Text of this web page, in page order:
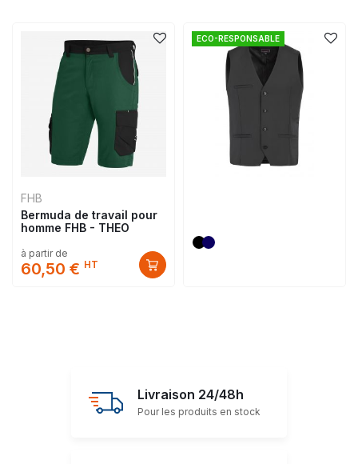
FHB
Bermuda de travail pour
homme FHB - THEO
à partir de
60,50 € HT
ECO-RESPONSABLE
Livraison 24/48h
Pour les produits en stock